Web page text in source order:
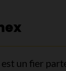
un fier